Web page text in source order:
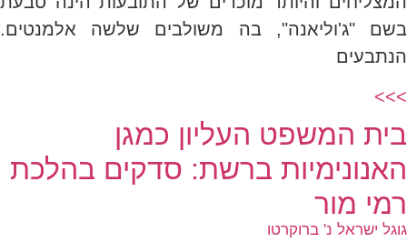
בשם "ג'וליאנה", בה משולבים שלשה אלמנטים.
הנתבעים
>>>
בית המשפט העליון כמגן
האנונימיות ברשת: סדקים בהלכת
רמי מור
גוגל ישראל נ' ברוקרטו